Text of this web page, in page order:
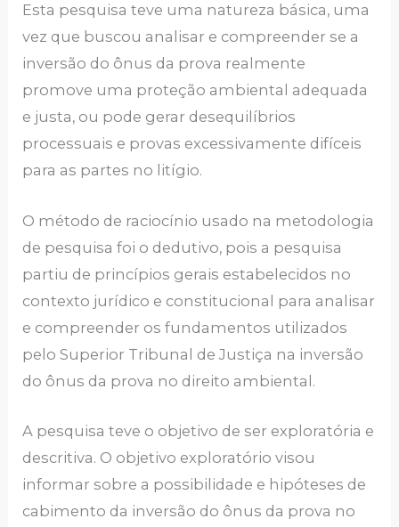
Esta pesquisa teve uma natureza básica, uma
vez que buscou analisar e compreender se a
inversão do ônus da prova realmente
promove uma proteção ambiental adequada
e justa, ou pode gerar desequilíbrios
processuais e provas excessivamente difíceis
para as partes no litígio.
O método de raciocínio usado na metodologia
de pesquisa foi o dedutivo, pois a pesquisa
partiu de princípios gerais estabelecidos no
contexto jurídico e constitucional para analisar
e compreender os fundamentos utilizados
pelo Superior Tribunal de Justiça na inversão
do ônus da prova no direito ambiental.
A pesquisa teve o objetivo de ser exploratória e
descritiva. O objetivo exploratório visou
informar sobre a possibilidade e hipóteses de
cabimento da inversão do ônus da prova no